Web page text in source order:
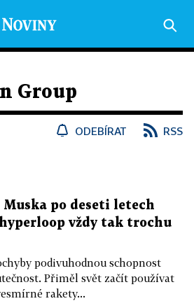
Group
ODEBÍRAT RSS
Muska po deseti letech
vždy tak trochu
podivuhodnou schopnost
Přiměl svět začít používat
rakety...